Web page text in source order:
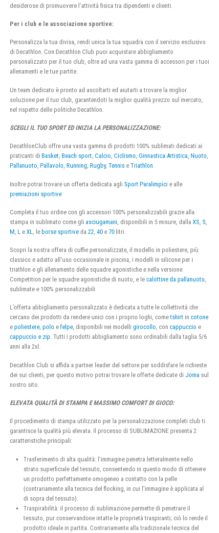
desiderose di promuovere l’attività fisica tra dipendenti e clienti.
Per i club e le associazione sportive:
Personalizza la tua divisa, rendi unica la tua squadra con il servizio esclusivo
di Decathlon. Con Decathlon Club puoi acquistare abbigliamento
personalizzato per il tuo club, oltre ad una vasta gamma di accessori per i tuoi
allenamenti e le tue partite.
Un team dedicato è pronto ad ascoltarti ed aiutarti a trovare la miglior
soluzione per il tuo club, garantendoti la miglior qualità prezzo sul mercato,
nel rispetto delle politiche Decathlon.
SCEGLI IL TUO SPORT ED INIZIA LA PERSONALIZZAZIONE:
DecathlonClub offre una vasta gamma di prodotti 100% sublimati dedicati ai
praticanti di Basket, Beach sport, Calcio, Ciclismo, Ginnastica Artistica, Nuoto,
Pallanuoto, Pallavolo, Running, Rugby, Tennis e Triathlon.
Inoltre potrai trovare un offerta dedicata agli Sport Paralimpici e alle
premiazioni sportive
Completa il tuo ordine con gli accessori 100% personalizzabili grazie alla
stampa in sublimato come gli asciugamani , disponibili in 5 misure, dalla XS S
M L e XL , le borse sportive da 22 40 e 70 litri.
Scopri la nostra offera di cuffie personalizzate, il modello in poliestere, più
classico e adatto all’uso occasionale in piscina, i modelli in silicone per i
triathlon e gli allenamento delle squadre agonistiche e nella versione
Competition per le squadre agonistiche di nuoto, e le calottine da pallanuoto,
sublimate e 100% personalizzabili
L’offerta abbigliamento personalizzato è dedicata a tutte le collettività che
cercano dei prodotti da rendere unici con i proprio loghi, cometshirt in cotone
e poliestere, polo e felpe, disponibili nei modelli girocollo, con cappuccio e
cappuccio e zip. Tutti i prodotti abbigliamento sono ordinabili dalla taglia 5/6
anni alla 2xl.
Decathlon Club si affida a partner leader del settore per soddisfare le richieste
dei sui clienti, per questo motivo potrai trovare le offerte dedicate di Joma sul
nostro sito.
ELEVATA QUALITÀ DI STAMPA E MASSIMO COMFORT DI GIOCO:
Il procedimento di stampa utilizzato per la personalizzazione completi club ti
garantisce la qualità più elevata. Il processo di SUBLIMAZIONE presenta 2
caratteristiche principali:
Trasferimento di alta qualità: l’immagine penetra letteralmente nello
strato superficiale del tessuto, consentendo in questo modo di ottenere
un prodotto perfettamente omogeneo a contatto con la pelle
(contrariamente alla tecnica del flocking, in cui l’immagine è applicata al
di sopra del tessuto).
Traspirabilità: il processo di sublimazione permette di penetrare il
tessuto, pur conservandone intatte le proprietà traspiranti; ciò lo rende il
prodotto ideale in partita. Contrariamente alla tradizionale tecnica del